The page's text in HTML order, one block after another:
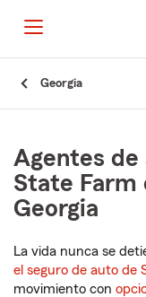
Georgia
Agentes de
State Farm
Georgia
La vida nunca se
el seguro de auto de
movimiento con